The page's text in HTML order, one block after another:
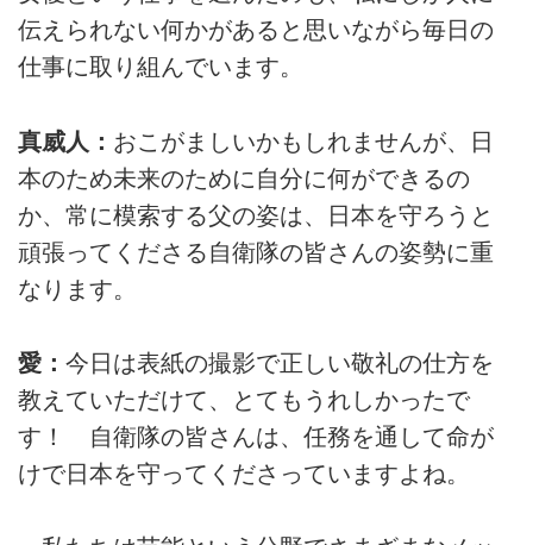
伝えられない何かがあると思いながら毎日の
仕事に取り組んでいます。
真威人： おこがましいかもしれませんが、日
本のため未来のために自分に何ができるの
か、常に模索する父の姿は、日本を守ろうと
頑張ってくださる自衛隊の皆さんの姿勢に重
なります。
愛： 今日は表紙の撮影で正しい敬礼の仕方を
教えていただけて、とてもうれしかったで
す！ 自衛隊の皆さんは、任務を通して命が
けで日本を守ってくださっていますよね。